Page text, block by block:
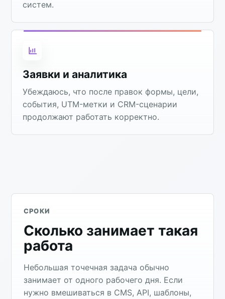
систем.
Заявки и аналитика
Убеждаюсь, что после правок формы, цели,
события, UTM-метки и CRM-сценарии
продолжают работать корректно.
СРОКИ
Сколько занимает такая
работа
Небольшая точечная задача обычно
занимает от одного рабочего дня. Если
нужно вмешиваться в CMS, API, шаблоны,